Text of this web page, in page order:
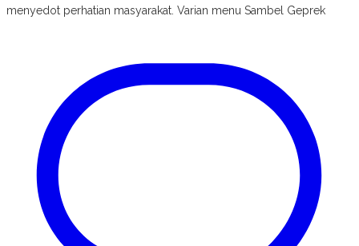
menyedot perhatian masyarakat. Varian menu Sambel Geprek